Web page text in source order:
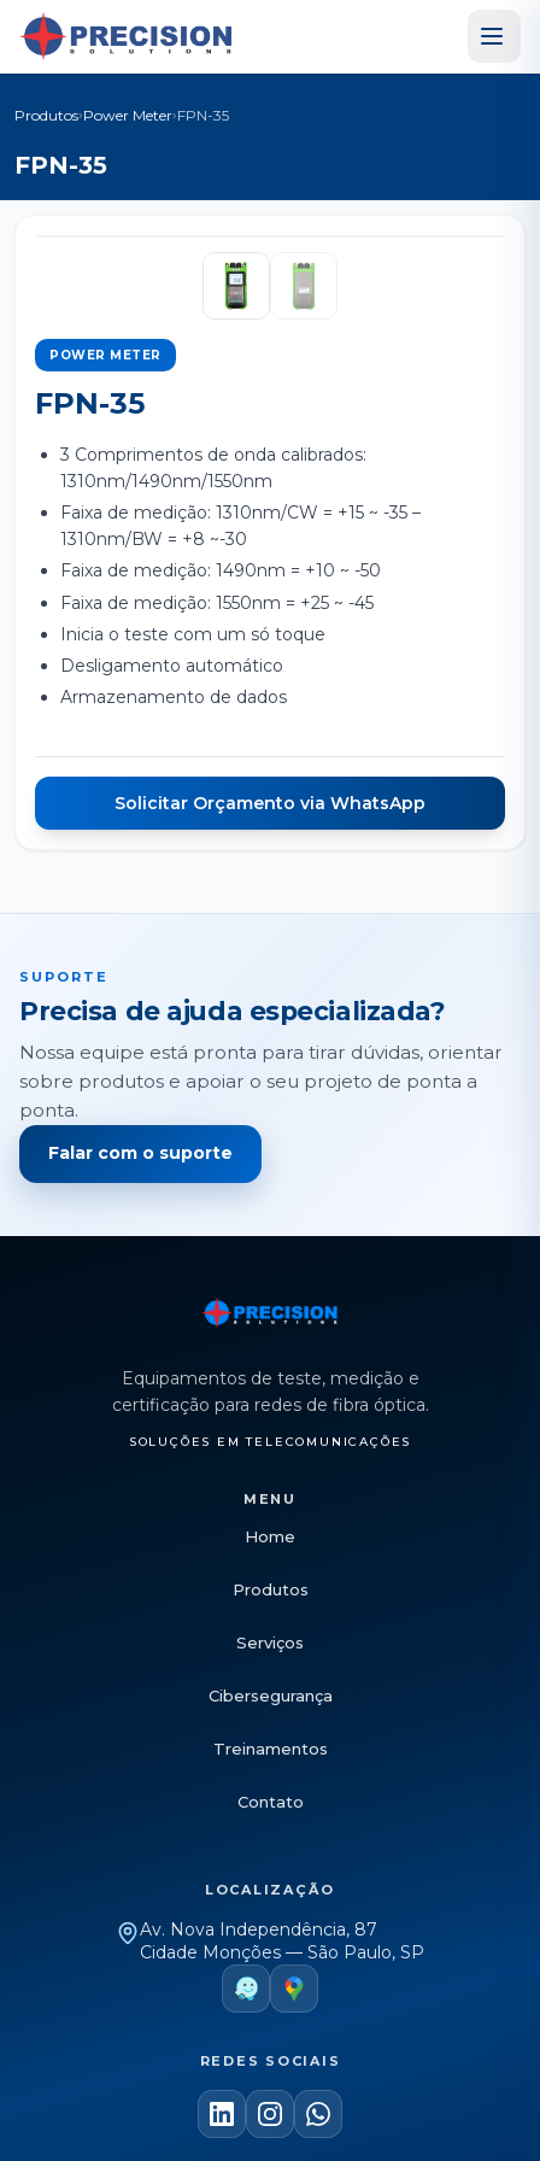
Produtos›Power Meter›FPN-35
FPN-35
POWER METER
FPN-35
3 Comprimentos de onda calibrados:
1310nm/1490nm/1550nm
Faixa de medição: 1310nm/CW = +15 ~ -35 –
1310nm/BW = +8 ~-30
Faixa de medição: 1490nm = +10 ~ -50
Faixa de medição: 1550nm = +25 ~ -45
Inicia o teste com um só toque
Desligamento automático
Armazenamento de dados
Solicitar Orçamento via WhatsApp
SUPORTE
Precisa de ajuda especializada?
Nossa equipe está pronta para tirar dúvidas, orientar
sobre produtos e apoiar o seu projeto de ponta a
ponta.
Falar com o suporte
Equipamentos de teste, medição e
certificação para redes de fibra óptica.
SOLUÇÕES EM TELECOMUNICAÇÕES
MENU
Home
Produtos
Serviços
Cibersegurança
Treinamentos
Contato
LOCALIZAÇÃO
Av. Nova Independência, 87
Cidade Monções — São Paulo, SP
REDES SOCIAIS